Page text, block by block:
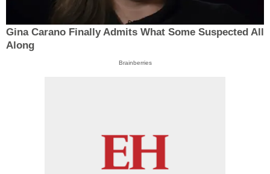
Gina Carano Finally Admits What Some Suspected All
Along
Brainberries